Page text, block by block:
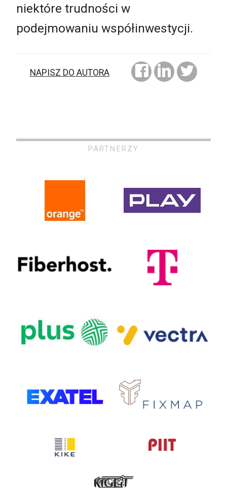
niektóre trudności w
podejmowaniu współinwestycji.
NAPISZ DO AUTORA
PARTNERZY